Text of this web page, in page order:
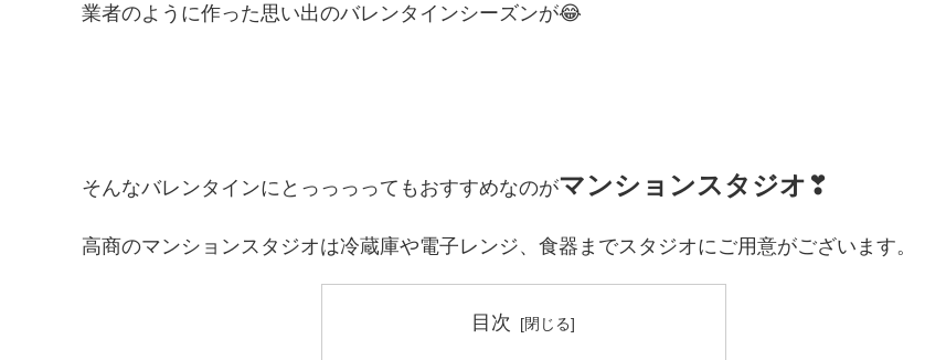
業者のように作った思い出のバレンタインシーズンが😂
そんなバレンタインにとっっっってもおすすめなのがマンションスタジオ ❣
高商のマンションスタジオは冷蔵庫や電子レンジ、食器までスタジオにご用意がございます。
目次